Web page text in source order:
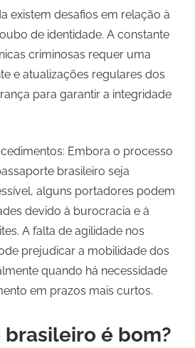
existem desafios em relação à
de identidade. A constante
criminosas requer uma
e atualizações regulares dos
para garantir a integridade
Embora o processo
brasileiro seja
alguns portadores podem
devido à burocracia e à
A falta de agilidade nos
prejudicar a mobilidade dos
quando há necessidade
em prazos mais curtos.
brasileiro é bom?